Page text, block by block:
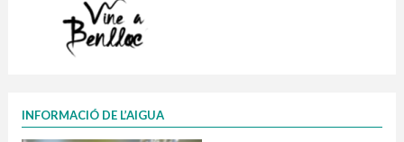
INFORMACIÓ DE L’AIGUA